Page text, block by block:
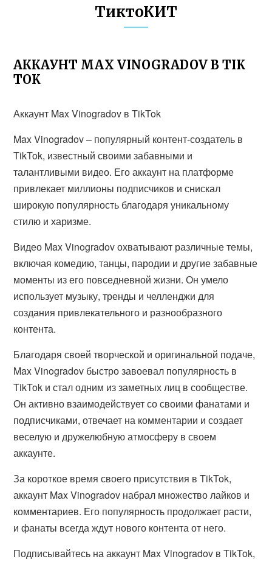
ТиктоКИТ
АККАУНТ MAX VINOGRADOV В TIK
TOK
Аккаунт Max Vinogradov в TikTok
Max Vinogradov – популярный контент-создатель в
TikTok, известный своими забавными и
талантливыми видео. Его аккаунт на платформе
привлекает миллионы подписчиков и снискал
широкую популярность благодаря уникальному
стилю и харизме.
Видео Max Vinogradov охватывают различные темы,
включая комедию, танцы, пародии и другие забавные
моменты из его повседневной жизни. Он умело
использует музыку, тренды и челленджи для
создания привлекательного и разнообразного
контента.
Благодаря своей творческой и оригинальной подаче,
Max Vinogradov быстро завоевал популярность в
TikTok и стал одним из заметных лиц в сообществе.
Он активно взаимодействует со своими фанатами и
подписчиками, отвечает на комментарии и создает
веселую и дружелюбную атмосферу в своем
аккаунте.
За короткое время своего присутствия в TikTok,
аккаунт Max Vinogradov набрал множество лайков и
комментариев. Его популярность продолжает расти,
и фанаты всегда ждут нового контента от него.
Подписывайтесь на аккаунт Max Vinogradov в TikTok,